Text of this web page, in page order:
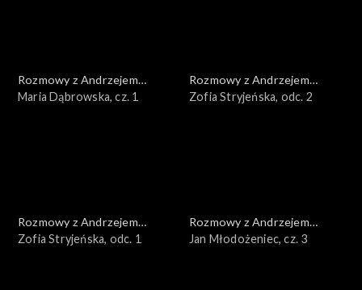
Rozmowy z Andrzejem
Doboszem
Maria Dąbrowska, cz. 1
Rozmowy z Andrzejem
Doboszem
Zofia Stryjeńska, odc. 2
Rozmowy z Andrzejem
Doboszem
Zofia Stryjeńska, odc. 1
Rozmowy z Andrzejem
Doboszem
Jan Młodożeniec, cz. 3